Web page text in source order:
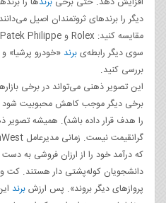
دیگر را برندهای ثروتمندان اصیل
سوی دیگر رابطه‌یبرند «خودرو پرشیا»
بررسی کنید.
این تصویر ذهنی می‌تواند در برخی
برخی دیگر موجب کاهش محبوبیت شود
را هدف قرار داده باشد). همیشه
که درآمد خود را از ارزان فروشی به
دانشجویان کوله‌پشتی دار هستند. کت و
پروازهای دیگر بروند». پس ارزشبرند